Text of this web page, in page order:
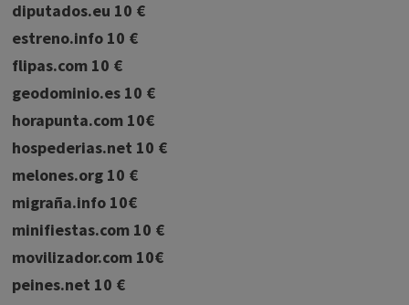
diputados.eu 10 €
estreno.info 10 €
flipas.com 10 €
geodominio.es 10 €
horapunta.com 10€
hospederias.net 10 €
melones.org 10 €
migraña.info 10€
minifiestas.com 10 €
movilizador.com 10€
peines.net 10 €